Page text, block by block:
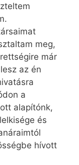
meg,
már
az én
a
alapítónk,
és
hívott